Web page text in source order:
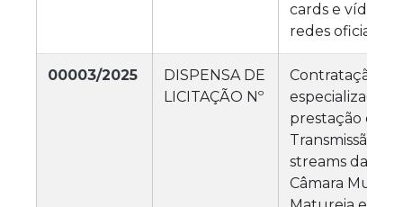
cards e vídeos
redes oficiais.
00003/2025
DISPENSA DE
LICITAÇÃO Nº
Contratação
especializada
prestação de
Transmissão ao
streams das
Câmara